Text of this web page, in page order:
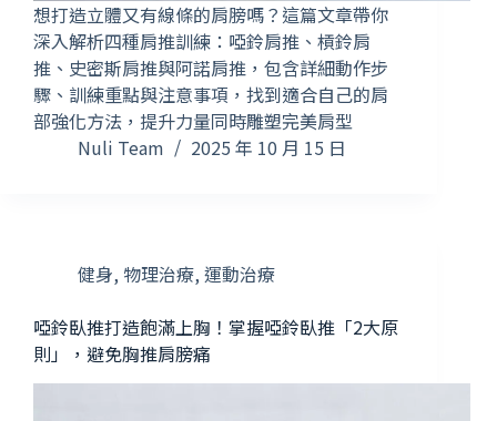
想打造立體又有線條的肩膀嗎？這篇文章帶你
深入解析四種肩推訓練：啞鈴肩推、槓鈴肩
推、史密斯肩推與阿諾肩推，包含詳細動作步
驟、訓練重點與注意事項，找到適合自己的肩
部強化方法，提升力量同時雕塑完美肩型
Nuli Team
2025 年 10 月 15 日
健身, 物理治療, 運動治療
啞鈴臥推打造飽滿上胸！掌握啞鈴臥推「2大原
則」，避免胸推肩膀痛